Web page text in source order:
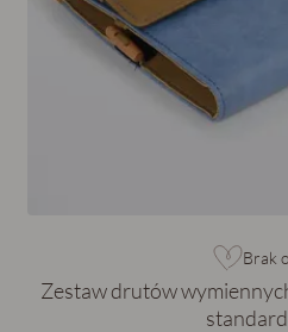
Brak
Zestaw drutów